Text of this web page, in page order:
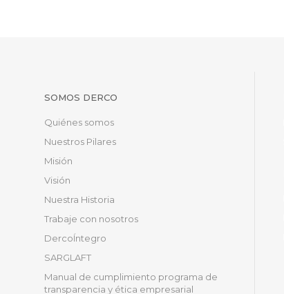
SOMOS DERCO
Quiénes somos
Nuestros Pilares
Misión
Visión
Nuestra Historia
Trabaje con nosotros
DercoÍntegro
SARGLAFT
Manual de cumplimiento programa de
transparencia y ética empresarial